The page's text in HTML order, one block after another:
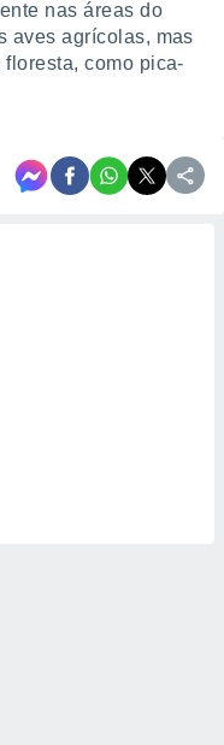
nas áreas do
aves agrícolas, mas
como pica-